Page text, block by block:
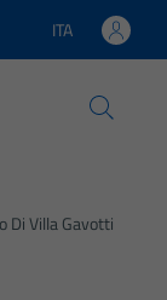
Lingua attiva:
ITA
Di Villa Gavotti